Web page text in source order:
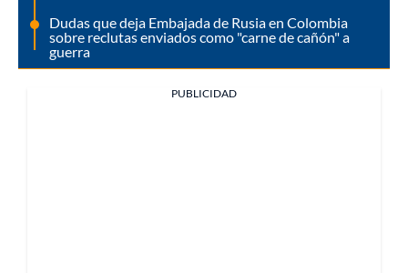
Dudas que deja Embajada de Rusia en Colombia
sobre reclutas enviados como "carne de cañón" a
guerra
PUBLICIDAD